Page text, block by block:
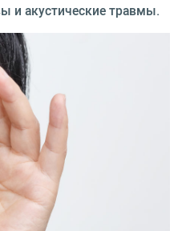
и акустические травмы.